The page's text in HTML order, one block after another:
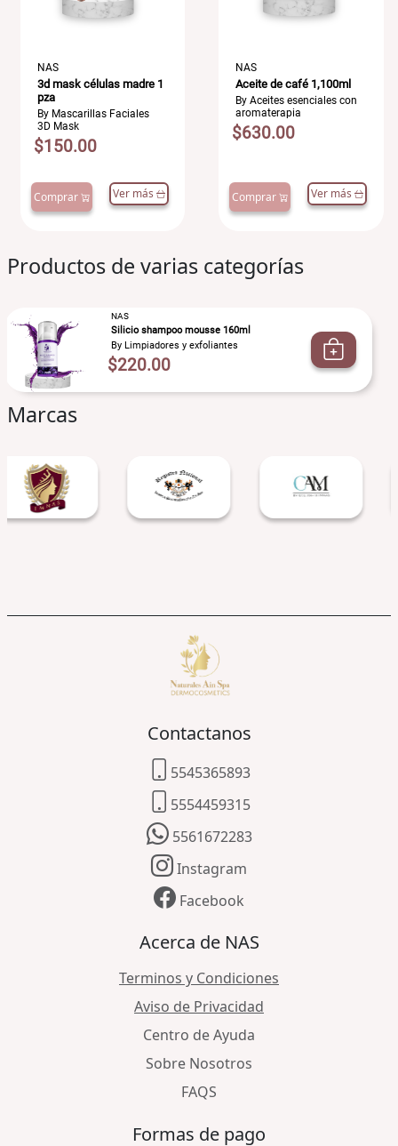
NAS
3d mask células madre 1
pza
By Mascarillas Faciales
3D Mask
$150.00
Comprar Ver más
NAS
Aceite de café 1,100ml
By Aceites esenciales con
aromaterapia
$630.00
Comprar Ver más
Productos de varias categorías
NAS
Silicio shampoo mousse 160ml
By Limpiadores y exfoliantes
$220.00
Marcas
Contactanos
5545365893
5554459315
5561672283
Instagram
Facebook
Acerca de NAS
Terminos y Condiciones
Aviso de Privacidad
Centro de Ayuda
Sobre Nosotros
FAQS
Formas de pago